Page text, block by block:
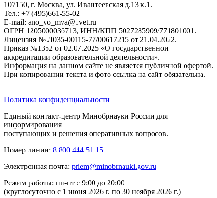
107150, г. Москва, ул. Ивантеевская д.13 к.1.
Тел.: +7 (495)661-55-02
E-mail: ano_vo_mva@1vet.ru
ОГРН 1205000036713, ИНН/КПП 5027285909/771801001.
Лицензия № Л035-00115-77/00617215 от 21.04.2022.
Приказ №1352 от 02.07.2025 «О государственной
аккредитации образовательной деятельности».
Информация на данном сайте не является публичной офертой.
При копировании текста и фото ссылка на сайт обязательна.
Политика конфиденциальности
Единый контакт-центр Минобрнауки России для
информирования
поступающих и решения оперативных вопросов.
Номер линии: 8 800 444 51 15
Электронная почта: priem@minobrnauki.gov.ru
Режим работы: пн-пт с 9:00 до 20:00
(круглосуточно с 1 июня 2026 г. по 30 ноября 2026 г.)